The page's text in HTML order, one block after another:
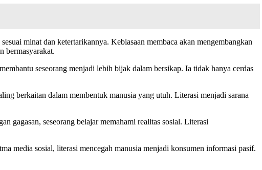
minat dan ketertarikannya. Kebiasaan membaca akan mengembangkan
bermasyarakat.
seseorang menjadi lebih bijak dalam bersikap. Ia tidak hanya cerdas
berkaitan dalam membentuk manusia yang utuh. Literasi menjadi sarana
gagasan, seseorang belajar memahami realitas sosial. Literasi
media sosial, literasi mencegah manusia menjadi konsumen informasi pasif.